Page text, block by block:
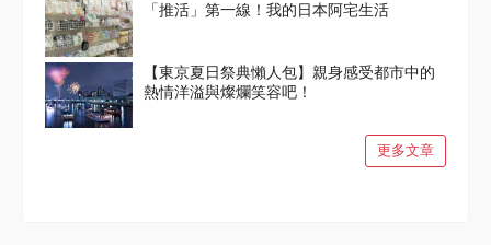
「推活」第一線！我的日本阿宅生活
【東京夏日祭典懶人包】親身感受都市中的
熱情洋溢與燦爛笑容吧！
更多文章